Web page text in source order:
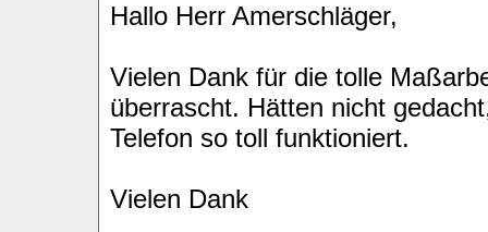
Hallo Herr Amerschläger,
Vielen Dank für die tolle
überrascht. Hätten nicht
Telefon so toll funktioniert.
Vielen Dank